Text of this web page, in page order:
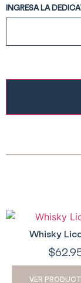
INGRESA LA
Whisky
$
VER